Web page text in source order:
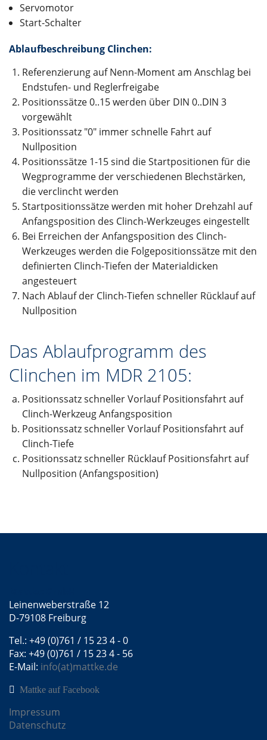
Servomotor
Start-Schalter
Ablaufbeschreibung Clinchen:
Referenzierung auf Nenn-Moment am Anschlag bei
Endstufen- und Reglerfreigabe
Positionssätze 0..15 werden über DIN 0..DIN 3
vorgewählt
Positionssatz "0" immer schnelle Fahrt auf
Nullposition
Positionssätze 1-15 sind die Startpositionen für die
Wegprogramme der verschiedenen Blechstärken,
die verclincht werden
Startpositionssätze werden mit hoher Drehzahl auf
Anfangsposition des Clinch-Werkzeuges eingestellt
Bei Erreichen der Anfangsposition des Clinch-
Werkzeuges werden die Folgepositionssätze mit den
definierten Clinch-Tiefen der Materialdicken
angesteuert
Nach Ablauf der Clinch-Tiefen schneller Rücklauf auf
Nullposition
Das Ablaufprogramm des
Clinchen im MDR 2105:
Positionssatz schneller Vorlauf Positionsfahrt auf
Clinch-Werkzeug Anfangsposition
Positionssatz schneller Vorlauf Positionsfahrt auf
Clinch-Tiefe
Positionssatz schneller Rücklauf Positionsfahrt auf
Nullposition (Anfangsposition)
Leinenweberstraße 12
D-79108 Freiburg
Tel.: +49 (0)761 / 15 23 4 - 0
Fax: +49 (0)761 / 15 23 4 - 56
E-Mail: info(at)mattke.de
Mattke auf Facebook
Impressum
Datenschutz